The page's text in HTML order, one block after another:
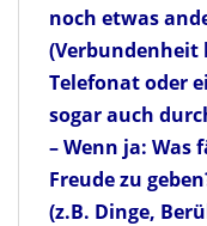
noch etwas
(Verbundenheit
Telefonat oder
sogar auch
– Wenn ja:
Freude zu
(z.B. Dinge,